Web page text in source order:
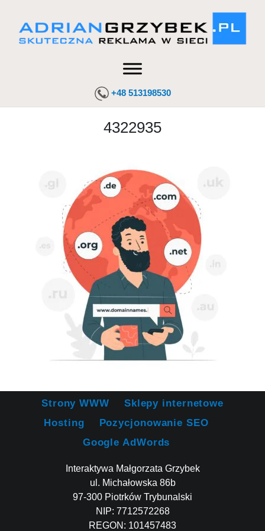
+48 513198530
4322935
Strony WWW
Sklepy internetowe
Hosting
Pozycjonowanie SEO
Google AdWords
Interaktywa Małgorzata Grzybek
ul. Michałowska 86b
97-300 Piotrków Trybunalski
NIP: 7712572268
REGON: 101457483